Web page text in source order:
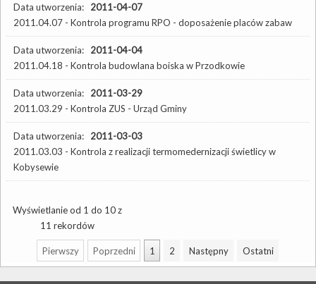
Data utworzenia: 2011-04-07
2011.04.07 - Kontrola programu RPO - doposażenie placów zabaw
Data utworzenia: 2011-04-04
2011.04.18 - Kontrola budowlana boiska w Przodkowie
Data utworzenia: 2011-03-29
2011.03.29 - Kontrola ZUS - Urząd Gminy
Data utworzenia: 2011-03-03
2011.03.03 - Kontrola z realizacji termomedernizacji świetlicy w
Kobysewie
Wyświetlanie od 1 do 10 z
11 rekordów
Pierwszy Poprzedni 1 2 Następny Ostatni